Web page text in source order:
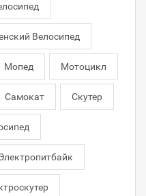
Велосипед
Мопед Мотоцикл
Самокат Скутер